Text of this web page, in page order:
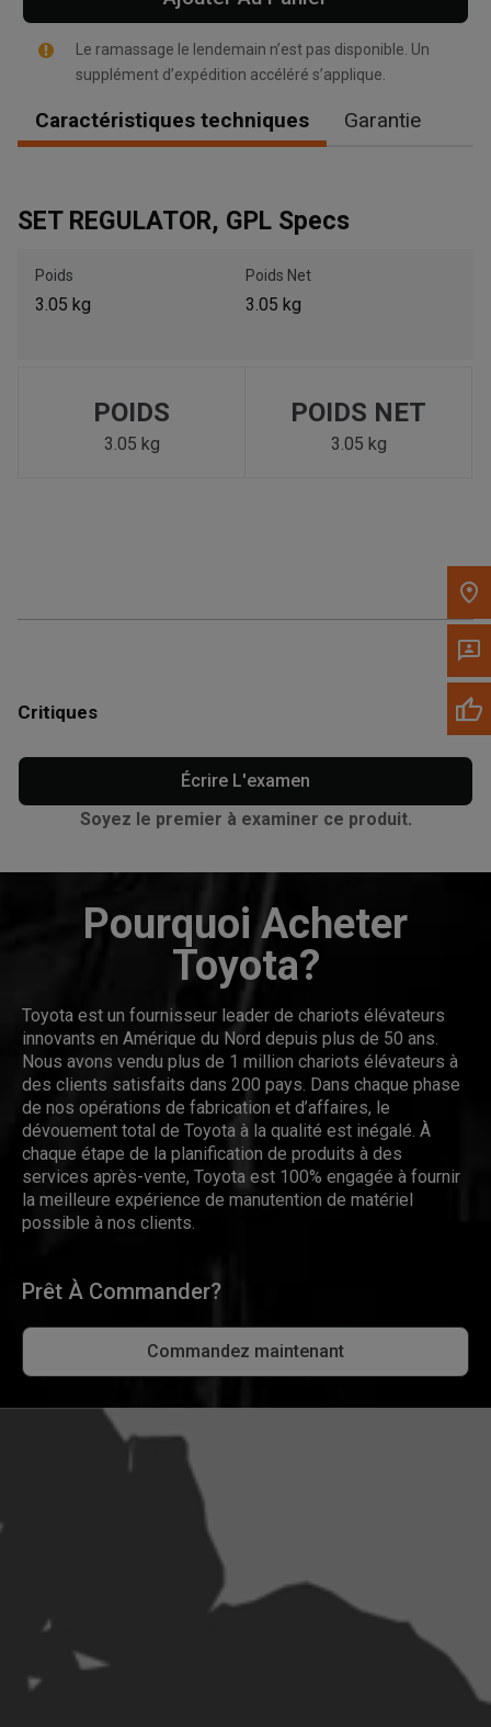
Obtenir une direction
Veuillez mettre à jour le code postal 'Livrer à' dans le volet de
Le ramassage le lendemain n’est pas disponible. Un
supplément d’expédition accéléré s’applique.
Caractéristiques techniques Garantie
SET REGULATOR, GPL Specs
Poids
3.05 kg
Poids Net
3.05 kg
POIDS
3.05 kg
POIDS NET
3.05 kg
Critiques
Écrire L'examen
Soyez le premier à examiner ce produit.
Pourquoi Acheter
Toyota?
Toyota est un fournisseur leader de chariots élévateurs
innovants en Amérique du Nord depuis plus de 50 ans.
Nous avons vendu plus de 1 million chariots élévateurs à
des clients satisfaits dans 200 pays. Dans chaque phase
de nos opérations de fabrication et d’affaires, le
dévouement total de Toyota à la qualité est inégalé. À
chaque étape de la planification de produits à des
services après-vente, Toyota est 100% engagée à fournir
la meilleure expérience de manutention de matériel
possible à nos clients.
Prêt À Commander?
Commandez maintenant